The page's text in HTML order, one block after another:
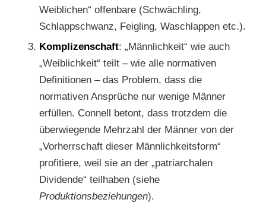
Weiblichen“ offenbare (Schwächling,
Schlappschwanz, Feigling, Waschlappen etc.).
Komplizenschaft: „Männlichkeit“ wie auch
„Weiblichkeit“ teilt – wie alle normativen
Definitionen – das Problem, dass die
normativen Ansprüche nur wenige Männer
erfüllen. Connell betont, dass trotzdem die
überwiegende Mehrzahl der Männer von der
„Vorherrschaft dieser Männlichkeitsform“
profitiere, weil sie an der „patriarchalen
Dividende“ teilhaben (siehe
Produktionsbeziehungen).